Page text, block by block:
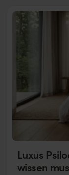
Luxus
wissen